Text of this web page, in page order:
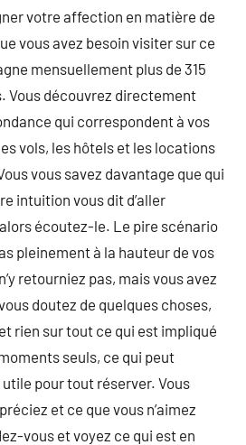
votre affection en matière de
vous avez besoin visiter sur ce
mensuellement plus de 315
Vous découvrez directement
qui correspondent à vos
vols, les hôtels et les locations
vous savez davantage que qui
intuition vous dit d’aller
écoutez-le. Le pire scénario
pleinement à la hauteur de vos
retourniez pas, mais vous avez
doutez de quelques choses,
rien sur tout ce qui est impliqué
seuls, ce qui peut
pour tout réserver. Vous
et ce que vous n’aimez
vous et voyez ce qui est en